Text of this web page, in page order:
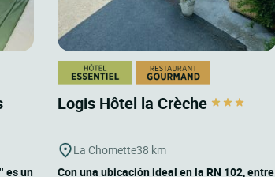
es un
Logis Hôtel la Crèche
La Chomette38 km
Con una ubicación ideal en la RN 102, entre